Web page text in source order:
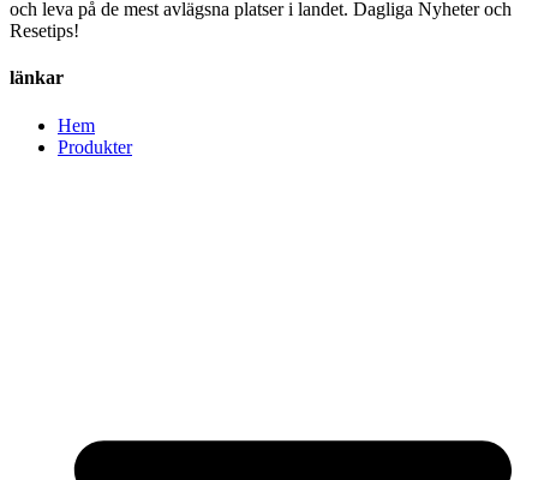
och leva på de mest avlägsna platser i landet. Dagliga Nyheter och
Resetips!
länkar
Hem
Produkter